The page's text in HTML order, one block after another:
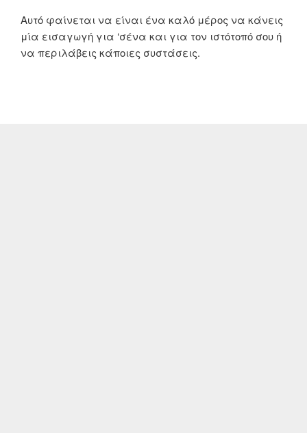
Αυτό φαίνεται να είναι ένα καλό μέρος να κάνεις
μία εισαγωγή για ‘σένα και για τον ιστότοπό σου ή
να περιλάβεις κάποιες συστάσεις.